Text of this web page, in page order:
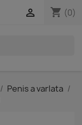
shopping_cart (0)

Penis a varlata